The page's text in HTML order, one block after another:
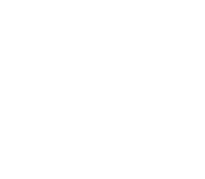
Настольная игра